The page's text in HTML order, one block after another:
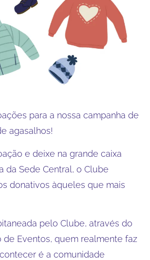
para a nossa campanha de
agasalhos!
e deixe na grande caixa
da Sede Central, o Clube
donativos àqueles que mais
pelo Clube, através do
de Eventos, quem realmente faz
é a comunidade